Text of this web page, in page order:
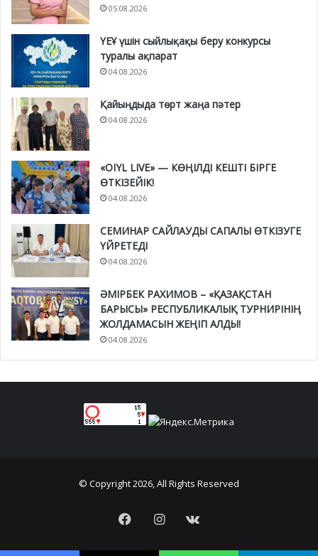
05.08.2026
ҮЕҰ үшін сыйлықақы беру конкурсы
туралы ақпарат
04.08.2026
Қайыңдыда төрт жаңа пәтер
04.08.2026
«OIYL LIVE» — КӨҢІЛДІ КЕШТІ БІРГЕ
ӨТКІЗЕЙІК!
04.08.2026
СЕМИНАР САЙЛАУДЫ САПАЛЫ ӨТКІЗУГЕ
ҮЙРЕТЕДІ
04.08.2026
ӘМІРБЕК РАХИМОВ – «ҚАЗАҚСТАН
БАРЫСЫ» РЕСПУБЛИКАЛЫҚ ТУРНИРІНІҢ
ЖОЛДАМАСЫН ЖЕҢІП АЛДЫ!
04.08.2026
© Copyright 2026, All Rights Reserved
FacebookInstagram